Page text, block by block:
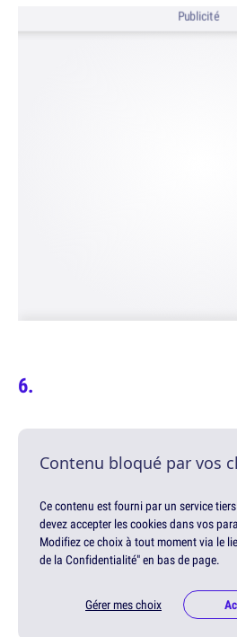
Publicité
Contenu bloqué par vos
Ce contenu est fourni par un service
devez accepter les cookies dans vos
Modifiez ce choix à tout moment via le
de la Confidentialité" en bas de page.
Gérer mes choix